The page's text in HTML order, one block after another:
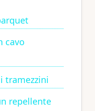
cavo
tramezzini
repellente